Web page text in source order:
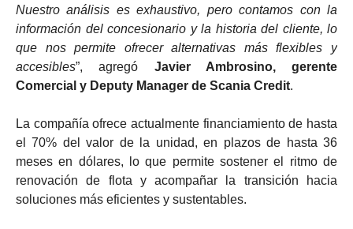
Nuestro análisis es exhaustivo, pero contamos con la
información del concesionario y la historia del cliente, lo
que nos permite ofrecer alternativas más flexibles y
accesibles”, agregó Javier Ambrosino, gerente
Comercial y Deputy Manager de Scania Credit.
La compañía ofrece actualmente financiamiento de hasta
el 70% del valor de la unidad, en plazos de hasta 36
meses en dólares, lo que permite sostener el ritmo de
renovación de flota y acompañar la transición hacia
soluciones más eficientes y sustentables.